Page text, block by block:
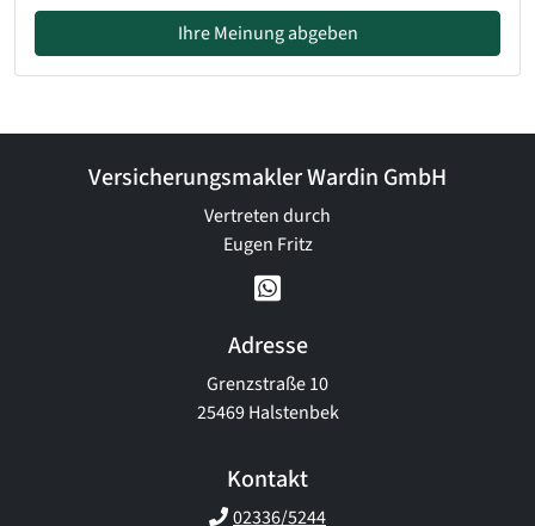
Ihre Meinung abgeben
Versicherungsmakler Wardin GmbH
Vertreten durch
Eugen Fritz
Adresse
Grenzstraße 10
25469 Halstenbek
Kontakt
02336/5244